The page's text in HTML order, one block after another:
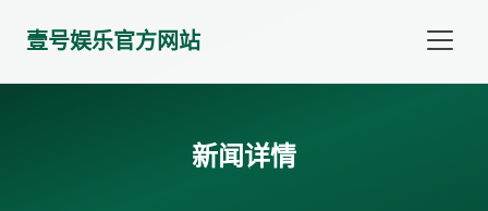
壹号娱乐官方网站
新闻详情